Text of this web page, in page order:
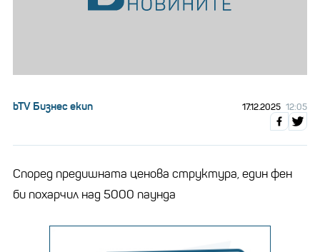
bTV Бизнес екип 17.12.2025 12:05
Според предишната ценова структура, един фен
би похарчил над 5000 паунда